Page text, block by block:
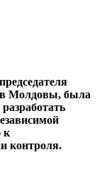
Молдовы, была
к
контроля.